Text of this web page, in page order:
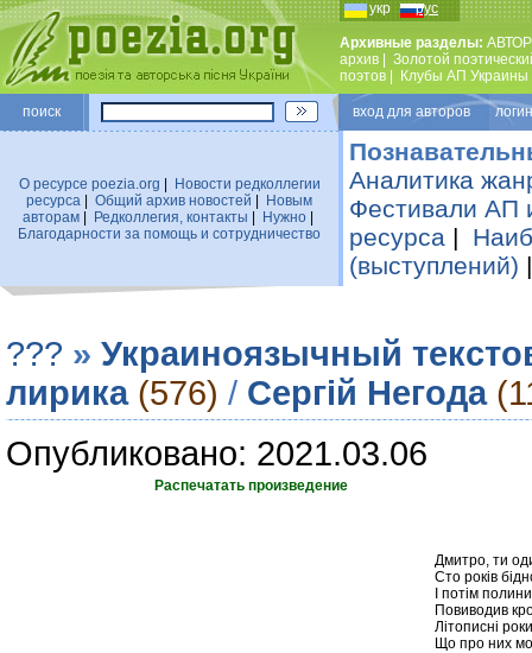
укр рус
Архивные разделы:
архив
Золотой
поэтов
Клубы АП Украины
поиск вход для авторов
О ресурсе poezia.org
Новости редколлегии
ресурса
Общий архив новостей
Новым
авторам| Редколлегия, контакты Нужно|
Благодарности за помощь и сотрудничество
Аналитика
Фестивали АП
ресурса |
(выступлений)
??? » Украиноязычный
лирика (576) / Сергій Негода
Опубликовано: 2021.03.06
Распечатать произведение
Дмитро, ти
Сто років
І потім
Повиводив
Літописні
Що про них